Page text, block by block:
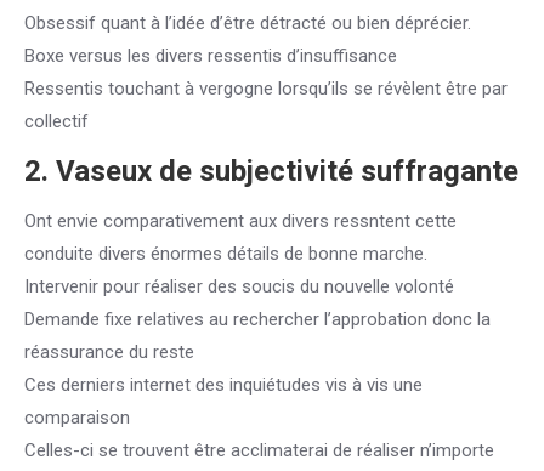
Obsessif quant à l’idée d’être détracté ou bien déprécier.
Boxe versus les divers ressentis d’insuffisance
Ressentis touchant à vergogne lorsqu’ils se révèlent être par
collectif
2. Vaseux de subjectivité suffragante
Ont envie comparativement aux divers ressntent cette
conduite divers énormes détails de bonne marche.
Intervenir pour réaliser des soucis du nouvelle volonté
Demande fixe relatives au rechercher l’approbation donc la
réassurance du reste
Ces derniers internet des inquiétudes vis à vis une
comparaison
Celles-ci se trouvent être acclimaterai de réaliser n’importe